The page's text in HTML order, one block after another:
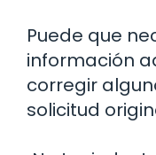
Puede que
información
corregir
solicitud